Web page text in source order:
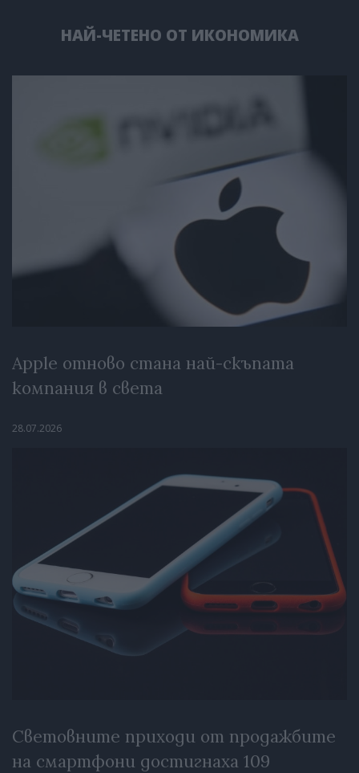
НАЙ-ЧЕТЕНО ОТ ИКОНОМИКА
Apple отново стана най-скъпата
компания в света
28.07.2026
Световните приходи от продажбите
на смартфони достигнаха 109